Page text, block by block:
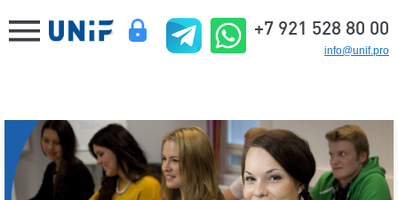
+7 921 528 80 00
info@unif.pro